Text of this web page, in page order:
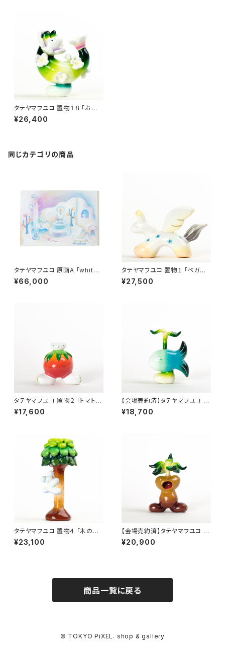
タテヤマフユコ 置物１８ 「お花ド
ラゴン」
¥26,400
同じカテゴリの商品
タテヤマフユコ 原画A 「white
world」
¥66,000
タテヤマフユコ 置物１ 「ペガサ
ス」
¥27,500
タテヤマフユコ 置物２ 「トマトキ
メラ」
¥17,600
【会場売約済】タテヤマフユコ 置
物３ 「葉っぱのあしでか魚」
¥18,700
タテヤマフユコ 置物４ 「木のぼ
りさん」
¥23,100
【会場売約済】タテヤマフユコ 置
物５ 「マンドラゴラ」
¥20,900
商品一覧に戻る
© TOKYO PiXEL. shop & gallery